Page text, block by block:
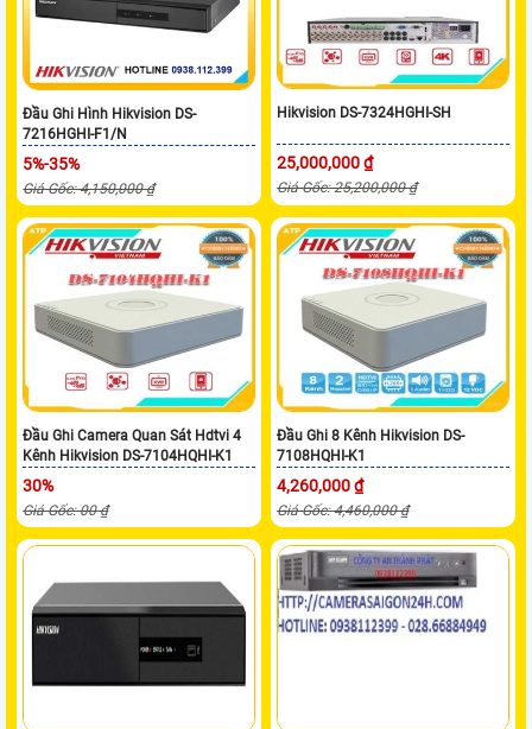
Đầu Ghi Hình Hikvision DS-
7216HGHI-F1/N
5%-35%
Giá Gốc: 4,150,000 ₫
Hikvision DS-7324HGHI-SH
25,000,000 ₫
Giá Gốc: 25,200,000 ₫
Đầu Ghi Camera Quan Sát Hdtvi 4
Kênh Hikvision DS-7104HQHI-K1
30%
Giá Gốc: 00 ₫
Đầu Ghi 8 Kênh Hikvision DS-
7108HQHI-K1
4,260,000 ₫
Giá Gốc: 4,460,000 ₫